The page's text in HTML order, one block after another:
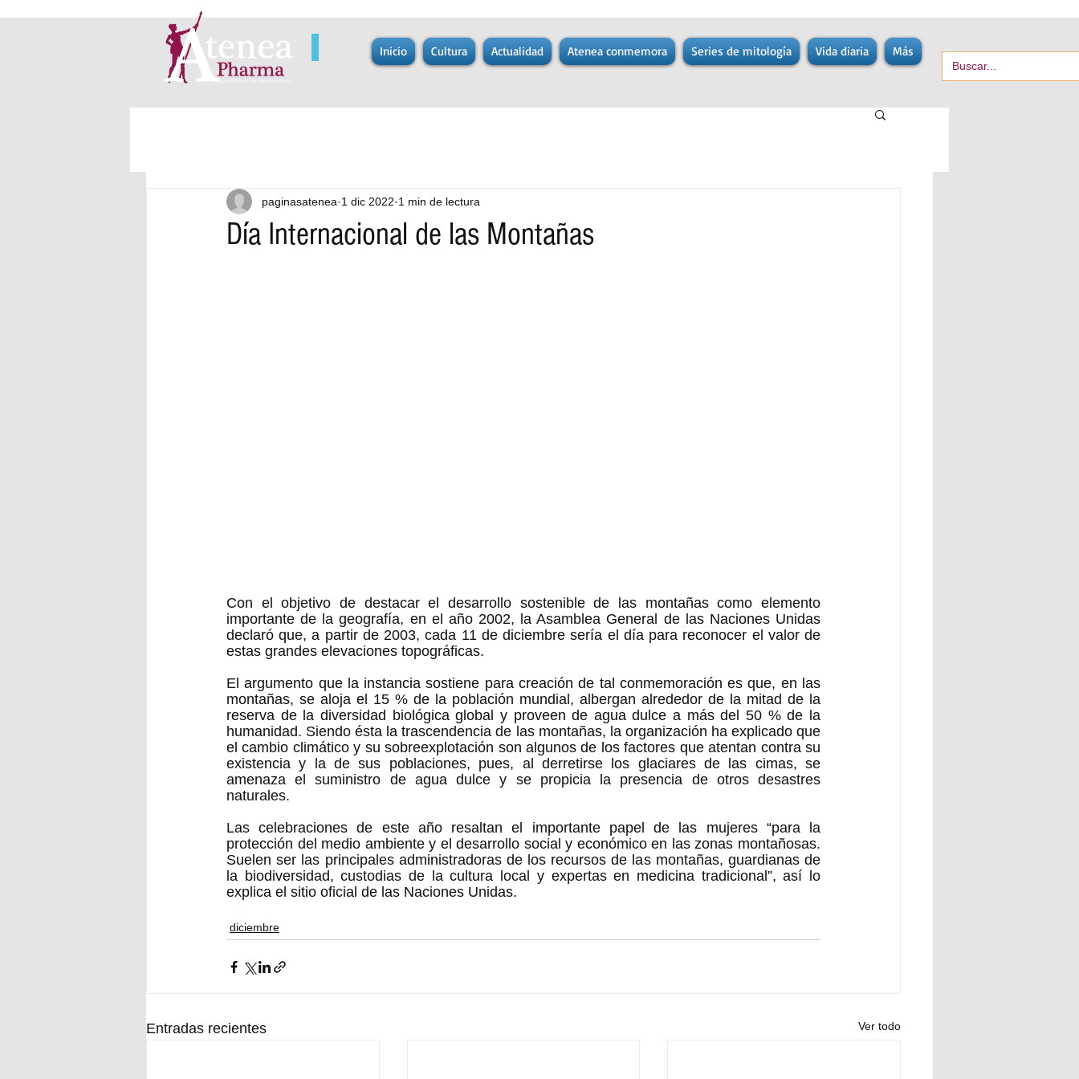
Inicio Cultura Actualidad Atenea conmemora Series de mitología Vida diaria Más
Día Internacional de las Montañas
paginasatenea 1 dic 2022 1 min de lectura
Con el objetivo de destacar el desarrollo sostenible de las montañas como elemento
importante de la geografía, en el año 2002, la Asamblea General de las Naciones Unidas
declaró que, a partir de 2003, cada 11 de diciembre sería el día para reconocer el valor de
estas grandes elevaciones topográficas.
El argumento que la instancia sostiene para creación de tal conmemoración es que, en las
montañas, se aloja el 15 % de la población mundial, albergan alrededor de la mitad de la
reserva de la diversidad biológica global y proveen de agua dulce a más del 50 % de la
humanidad. Siendo ésta la trascendencia de las montañas, la organización ha explicado que
el cambio climático y su sobreexplotación son algunos de los factores que atentan contra su
existencia y la de sus poblaciones, pues, al derretirse los glaciares de las cimas, se
amenaza el suministro de agua dulce y se propicia la presencia de otros desastres
naturales.
Las celebraciones de este año resaltan el importante papel de las mujeres “para la
protección del medio ambiente y el desarrollo social y económico en las zonas montañosas.
Suelen ser las principales administradoras de los recursos de las montañas, guardianas de
la biodiversidad, custodias de la cultura local y expertas en medicina tradicional”, así lo
explica el sitio oficial de las Naciones Unidas.
diciembre
Entradas recientes Ver todo